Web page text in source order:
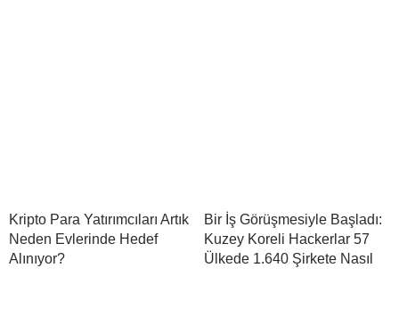
Kripto Para Yatırımcıları Artık
Neden Evlerinde Hedef
Alınıyor?
Bir İş Görüşmesiyle Başladı:
Kuzey Koreli Hackerlar 57
Ülkede 1.640 Şirkete Nasıl